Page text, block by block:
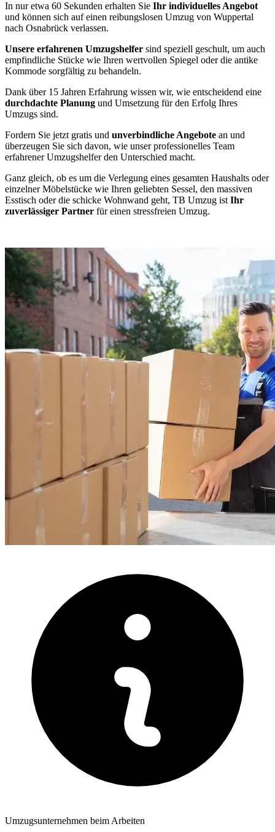
In nur etwa 60 Sekunden erhalten Sie Ihr individuelles Angebot
und können sich auf einen reibungslosen Umzug von Wuppertal
nach Osnabrück verlassen.
Unsere erfahrenen Umzugshelfer sind speziell geschult, um auch
empfindliche Stücke wie Ihren wertvollen Spiegel oder die antike
Kommode sorgfältig zu behandeln.
Dank über 15 Jahren Erfahrung wissen wir, wie entscheidend eine
durchdachte Planung und Umsetzung für den Erfolg Ihres
Umzugs sind.
Fordern Sie jetzt gratis und unverbindliche Angebote an und
überzeugen Sie sich davon, wie unser professionelles Team
erfahrener Umzugshelfer den Unterschied macht.
Ganz gleich, ob es um die Verlegung eines gesamten Haushalts oder
einzelner Möbelstücke wie Ihren geliebten Sessel, den massiven
Esstisch oder die schicke Wohnwand geht, TB Umzug ist Ihr
zuverlässiger Partner für einen stressfreien Umzug.
Umzugsunternehmen beim Arbeiten